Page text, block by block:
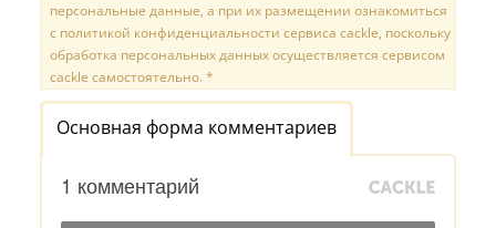
персональные данные, а при их размещении ознакомиться
с политикой конфиденциальности сервиса cackle, поскольку
обработка персональных данных осуществляется сервисом
cackle самостоятельно. *
Основная форма комментариев
1 комментарий